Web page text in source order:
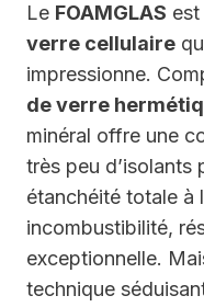
Le FOAMGLAS est
verre cellulaire
impressionne.
de verre
minéral offre une
très peu d’isolants
étanchéité totale à
incombustibilité,
exceptionnelle.
technique